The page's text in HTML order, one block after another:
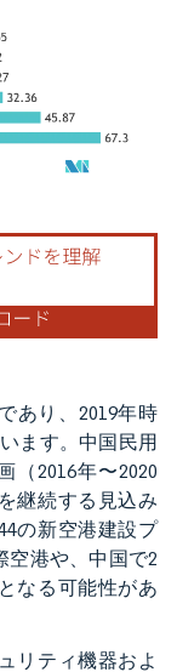
示が必要です。
あり、2019年時
ます。中国民用
（2016年〜2020
継続する見込み
の新空港建設プ
空港や、中国で2
なる可能性があ
リティ機器およ